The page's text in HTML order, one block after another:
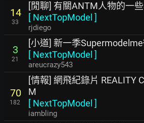
14
33
[閒聊] 有關ANTM人物的一
[ NextTopModel ]
rjdiego
3
21
[小道] 新一季
[ NextTopModel ]
areucrazy543
70
182
[情報] 網飛紀錄片 REALITY
M
[ NextTopModel ]
iambling